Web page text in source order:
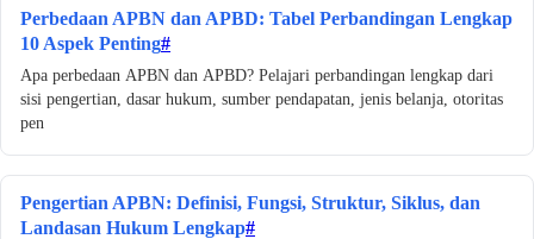
Perbedaan APBN dan APBD: Tabel Perbandingan Lengkap
10 Aspek Penting#
Apa perbedaan APBN dan APBD? Pelajari perbandingan lengkap dari
sisi pengertian, dasar hukum, sumber pendapatan, jenis belanja, otoritas
pen
Pengertian APBN: Definisi, Fungsi, Struktur, Siklus, dan
Landasan Hukum Lengkap#